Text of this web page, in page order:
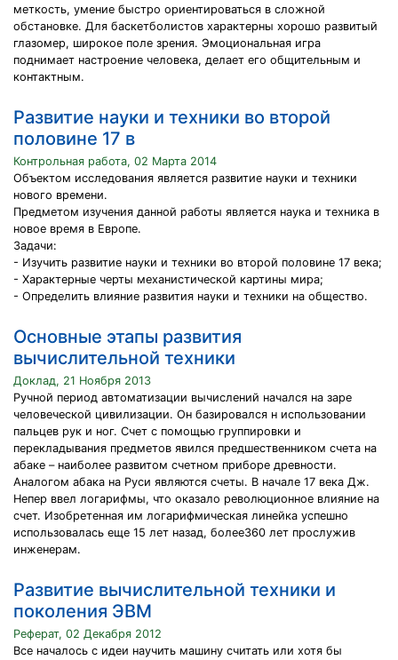
меткость, умение быстро ориентироваться в сложной
обстановке. Для баскетболистов характерны хорошо развитый
глазомер, широкое поле зрения. Эмоциональная игра
поднимает настроение человека, делает его общительным и
контактным.
Развитие науки и техники во второй
половине 17 в
Контрольная работа, 02 Марта 2014
Объектом исследования является развитие науки и техники
нового времени.
Предметом изучения данной работы является наука и техника в
новое время в Европе.
Задачи:
- Изучить развитие науки и техники во второй половине 17 века;
- Характерные черты механистической картины мира;
- Определить влияние развития науки и техники на общество.
Основные этапы развития
вычислительной техники
Доклад, 21 Ноября 2013
Ручной период автоматизации вычислений начался на заре
человеческой цивилизации. Он базировался н использовании
пальцев рук и ног. Счет с помощью группировки и
перекладывания предметов явился предшественником счета на
абаке – наиболее развитом счетном приборе древности.
Аналогом абака на Руси являются счеты. В начале 17 века Дж.
Непер ввел логарифмы, что оказало революционное влияние на
счет. Изобретенная им логарифмическая линейка успешно
использовалась еще 15 лет назад, более360 лет прослужив
инженерам.
Развитие вычислительной техники и
поколения ЭВМ
Реферат, 02 Декабря 2012
Все началось с идеи научить машину считать или хотя бы